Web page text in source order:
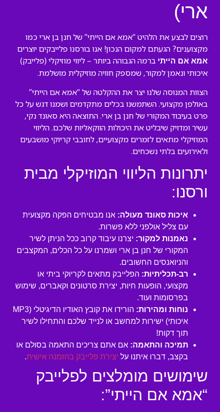
ארי)
רוצים לבצע את הלהיט “אמא אם הייתי” של חנן בן ארי כמו
מקצוענים? הגעתם למקום הנכון! אנו בורסנו פלייבקים יוצרים
אמא אם הייתי ברמה הגבוהה ביותר – ליווי מוזיקלי (פלייבק)
איכותי ונאמן למקור, שמספק חוויה מוזיקלית מושלמת.
הצוות המנוסה שלנו יצר את ההקלטה של “אמא אם הייתי”
באולפן מקצועי. השתמשנו בכלים מתקדמים ושמנו דגש על כל
פרט בעיבוד המקורי של חנן בן ארי. התוצאה היא סאונד נקי,
עשיר ומדויק שיבליט את היכולות הווקאליות שלכם. הליווי
המוזיקלי מתאים לזמרים מקצועיים, לחובבי קריוקי מושבעים
ולאירועים בלתי נשכחים.
יתרונות הליווי המוזיקלי מבית
ורסנו:
איכות סאונד מעולה: אנו מבטיחים הפקה מקצועית
עם צליל אולפני ללא פשרות.
נאמנות למקור: יצרנו עיבוד קרוב ככל הניתן לשיר
המקורי של חנן בן ארי ושמרנו על כל הכלים, המקצבים
והניואנסים החשובים.
רב-תכליתיות: הפלייבק מתאים לקריוקי ביתי או
מקצועי, הופעות חיות, יצירת סרטונים וקאברים, שימוש
בפרסומות ועוד.
נוחות ומהירות:
הורידו את קובץ האודיו הדיגיטלי (MP3
איכותי) ישירות למחשב או לנייד שלכם והתחילו לשיר
תוך דקות!
תמיכה והתאמה: אם אתם צריכים התאמה בסולם או
בקצב, דברו איתנו על יצירת פלייבק בהזמנה אישית.
שימושים מומלצים לפלייבק
“אמא אם הייתי”: